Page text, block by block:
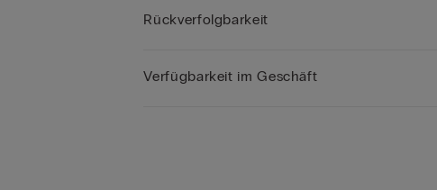
Rückverfolgbarkeit
Verfügbarkeit im Geschäft